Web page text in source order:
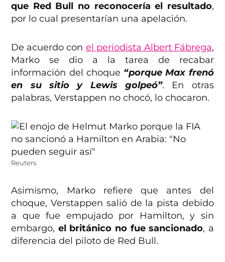
que Red Bull no reconocería el resultado,
por lo cual presentarían una apelación.
De acuerdo con el periodista Albert Fábrega,
Marko se dio a la tarea de recabar
información del choque “porque Max frenó
en su sitio y Lewis golpeó”. En otras
palabras, Verstappen no chocó, lo chocaron.
Reuters
Asimismo, Marko refiere que antes del
choque, Verstappen salió de la pista debido
a que fue empujado por Hamilton, y sin
embargo, el británico no fue sancionado, a
diferencia del piloto de Red Bull.